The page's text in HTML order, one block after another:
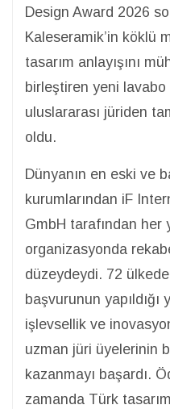
Design Award 2026
Kaleseramik’in köklü
tasarım anlayışını
birleştiren yeni
uluslararası jüriden
oldu.
Dünyanın en eski ve
kurumlarından iF
GmbH tarafından her
organizasyonda
düzeydeydi. 72
başvurunun
işlevsellik ve
uzman jüri üyelerinin
kazanmayı başardı.
zamanda Türk